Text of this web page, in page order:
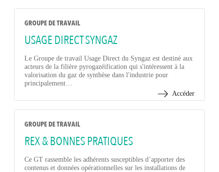
GROUPE DE TRAVAIL
USAGE DIRECT SYNGAZ
Le Groupe de travail Usage Direct du Syngaz est destiné aux
acteurs de la filière pyrogazéification qui s'intéressent à la
valorisation du gaz de synthèse dans l'industrie pour
principalement…
Accéder
GROUPE DE TRAVAIL
REX & BONNES PRATIQUES
Ce GT rassemble les adhérents susceptibles d’apporter des
contenus et données opérationnelles sur les installations de